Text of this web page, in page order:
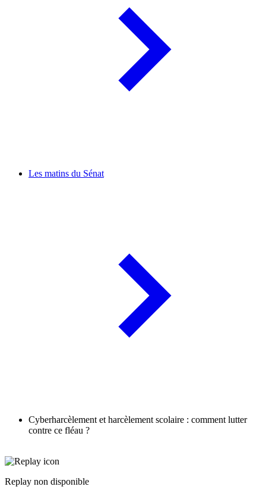
Les matins du Sénat
Cyberharcèlement et harcèlement scolaire : comment lutter
contre ce fléau ?
Replay non disponible